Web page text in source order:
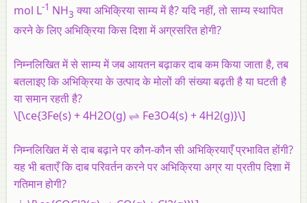
mol L-1 NH3 क्या अभिक्रिया साम्य में है? यदि नहीं, तो साम्य स्थापित
करने के लिए अभिक्रिया किस दिशा में अग्रसरित होगी?
निम्नलिखित में से साम्य में जब आयतन बढ़ाकर दाब कम किया जाता है, तब
बतलाइए कि अभिक्रिया के उत्पाद के मोलों की संख्या बढ़ती है या घटती है
या समान रहती है?
\[\ce{3Fe(s) + 4H2O(g) ⇌ Fe3O4(s) + 4H2(g)}\]
निम्नलिखित में से दाब बढ़ाने पर कौन-कौन सी अभिक्रियाएँ प्रभावित होंगी?
यह भी बताएँ कि दाब परिवर्तन करने पर अभिक्रिया अग्र या प्रतीप दिशा में
गतिमान होगी?